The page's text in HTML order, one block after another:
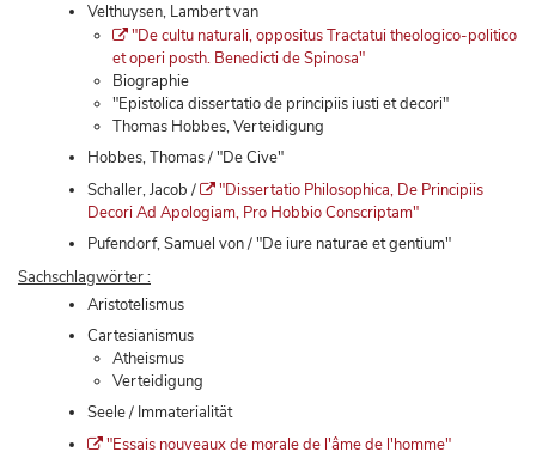
Velthuysen, Lambert van
"De cultu naturali, oppositus Tractatui theologico-politico
et operi posth. Benedicti de Spinosa"
Biographie
"Epistolica dissertatio de principiis iusti et decori"
Thomas Hobbes, Verteidigung
Hobbes, Thomas / "De Cive"
Schaller, Jacob /
"Dissertatio Philosophica, De Principiis
Decori Ad Apologiam, Pro Hobbio Conscriptam"
Pufendorf, Samuel von / "De iure naturae et gentium"
Sachschlagwörter :
Aristotelismus
Cartesianismus
Atheismus
Verteidigung
Seele / Immaterialität
"Essais nouveaux de morale de l'âme de l'homme"